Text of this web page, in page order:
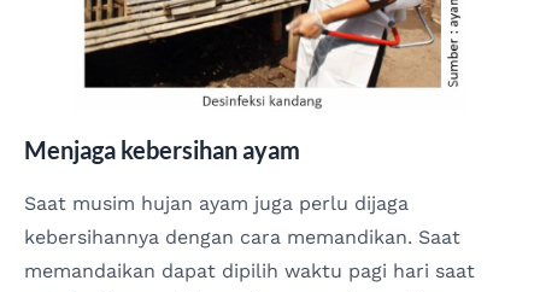
Menjaga kebersihan ayam
Saat musim hujan ayam juga perlu dijaga
kebersihannya dengan cara memandikan. Saat
memandaikan dapat dipilih waktu pagi hari saat